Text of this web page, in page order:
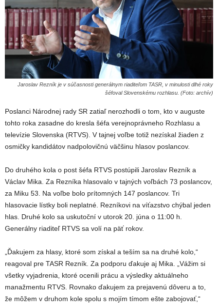
Jaroslav Rezník je v súčasnosti generálnym riaditeľom TASR, v minulosti dlhé roky
šéfoval Slovenskému rozhlasu. (Foto: archív)
Poslanci Národnej rady SR zatiaľ nerozhodli o tom, kto v auguste
tohto roka zasadne do kresla šéfa verejnoprávneho Rozhlasu a
televízie Slovenska (RTVS). V tajnej voľbe totiž nezískal žiaden z
osmičky kandidátov nadpolovičnú väčšinu hlasov poslancov.
Do druhého kola o post šéfa RTVS postúpili Jaroslav Rezník a
Václav Mika. Za Rezníka hlasovalo v tajných voľbách 73 poslancov,
za Miku 53. Na voľbe bolo prítomných 147 poslancov. Tri
hlasovacie lístky boli neplatné. Rezníkovi na víťazstvo chýbal jeden
hlas. Druhé kolo sa uskutoční v utorok 20. júna o 11:00 h.
Generálny riaditeľ RTVS sa volí na päť rokov.
„Ďakujem za hlasy, ktoré som získal a teším sa na druhé kolo,“
reagoval pre TASR Rezník. Za podporu ďakuje aj Mika. „Vážim si
všetky vyjadrenia, ktoré ocenili prácu a výsledky aktuálneho
manažmentu RTVS. Rovnako ďakujem za prejavenú dôveru a to,
že môžem v druhom kole spolu s mojím tímom ešte zabojovať,“